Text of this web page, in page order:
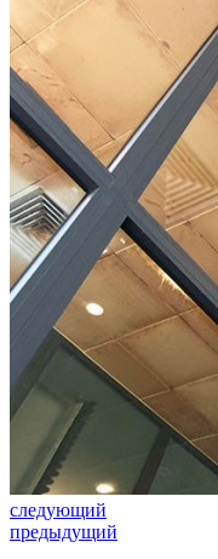
следующий
предыдущий